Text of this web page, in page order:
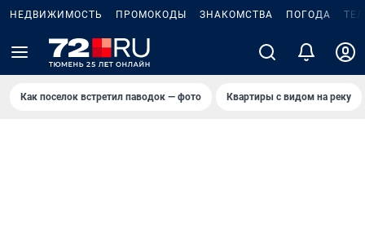
НЕДВИЖИМОСТЬ ПРОМОКОДЫ ЗНАКОМСТВА ПОГОДА
Как поселок встретил паводок — фото Квартиры с видом на реку